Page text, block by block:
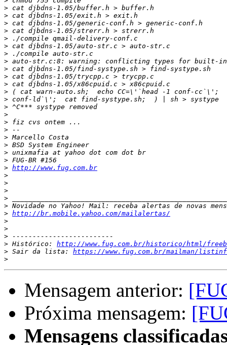
>
>
>
>
>
>
>
>
>
>
>
>
>
>
>
>
>
>
>
>
>
> http://www.fug.com.br
>
>
>
>
>
> http://br.mobile.yahoo.com/mailalertas/
>
>
>
> Histórico: http://www.fug.com.br/historico/html/
> Sair da lista: https://www.fug.com.br/mailman/
>
Mensagem anterior:
Próxima mensagem:
Mensagens